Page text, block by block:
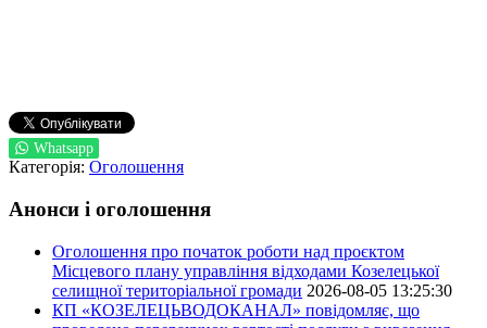
Whatsapp
Категорія: Оголошення
Анонси і оголошення
Оголошення про початок роботи над проєктом
Місцевого плану управління відходами Козелецької
селищної територіальної громади 2026-08-05 13:25:30
КП «КОЗЕЛЕЦЬВОДОКАНАЛ» повідомляє, що